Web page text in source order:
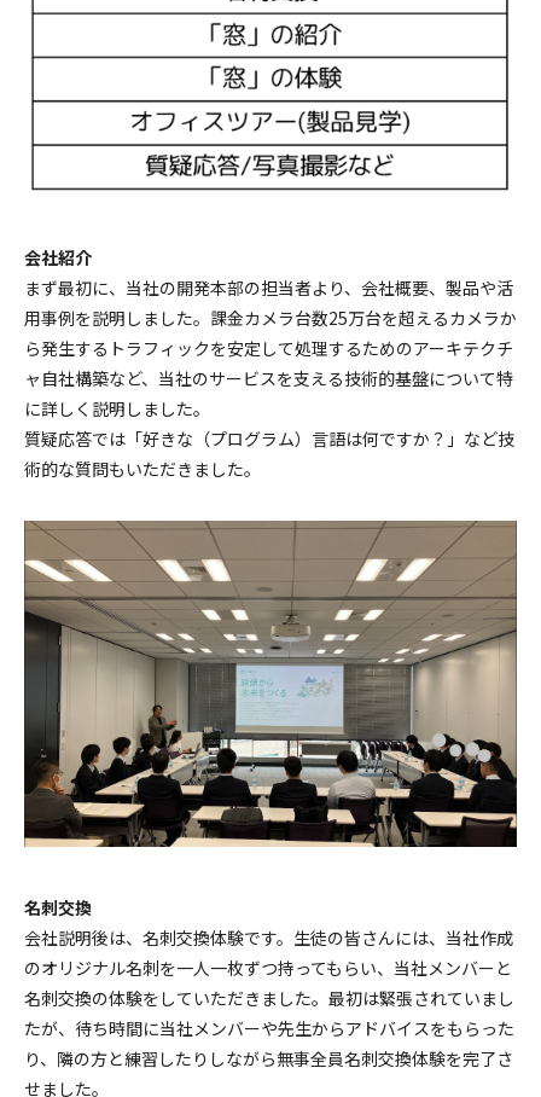
会社紹介
まず最初に、当社の開発本部の担当者より、会社概要、製品や活
用事例を説明しました。課金カメラ台数25万台を超えるカメラか
ら発生するトラフィックを安定して処理するためのアーキテクチ
ャ自社構築など、当社のサービスを支える技術的基盤について特
に詳しく説明しました。
質疑応答では「好きな（プログラム）言語は何ですか？」など技
術的な質問もいただきました。
名刺交換
会社説明後は、名刺交換体験です。生徒の皆さんには、当社作成
のオリジナル名刺を一人一枚ずつ持ってもらい、当社メンバーと
名刺交換の体験をしていただきました。最初は緊張されていまし
たが、待ち時間に当社メンバーや先生からアドバイスをもらった
り、隣の方と練習したりしながら無事全員名刺交換体験を完了さ
せました。